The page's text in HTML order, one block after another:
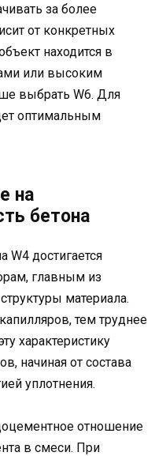
за более
от конкретных
находится в
или высоким
выбрать W6. Для
оптимальным
на
бетона
W4 достигается
главным из
материала.
тем труднее
характеристику
начиная от состава
уплотнения.
отношение
в смеси. При